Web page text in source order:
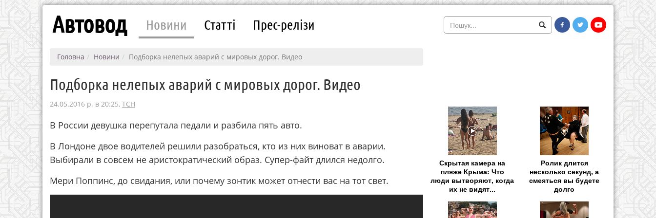
Автовод Новини Статті Прес-релізи
Головна Новини Подборка нелепых аварий с мировых дорог. Видео
Подборка нелепых аварий с мировых дорог. Видео
24.05.2016 р. в 20:25, ТСН
В России девушка перепутала педали и разбила пять авто.
В Лондоне двое водителей решили разобраться, кто из них виноват в аварии.
Выбирали в совсем не аристократический образ. Супер-файт длился недолго.
Мери Поппинс, до свидания, или почему зонтик может отнести вас на тот свет.
Скрытая камера на
пляже Крыма: Что
люди вытворяют, когда
их не видят...
Ролик длится
несколько секунд, а
смеяться вы будете
долго